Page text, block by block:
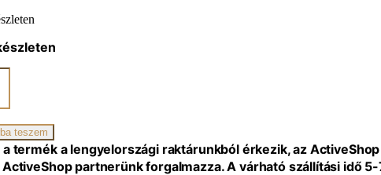
teszem
a termék a lengyelországi raktárunkból érkezik, az
ActiveShop partnerünk forgalmazza. A várható szállítási idő